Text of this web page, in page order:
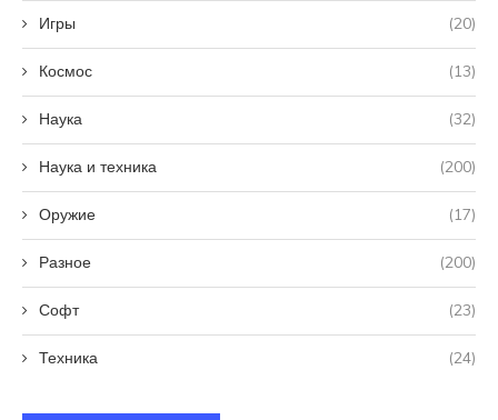
Игры (20)
Космос (13)
Наука (32)
Наука и техника (200)
Оружие (17)
Разное (200)
Софт (23)
Техника (24)